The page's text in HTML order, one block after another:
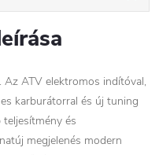
Az ATV elektromos indítóval,
karburátorral és új tuning
és
megjelenés modern